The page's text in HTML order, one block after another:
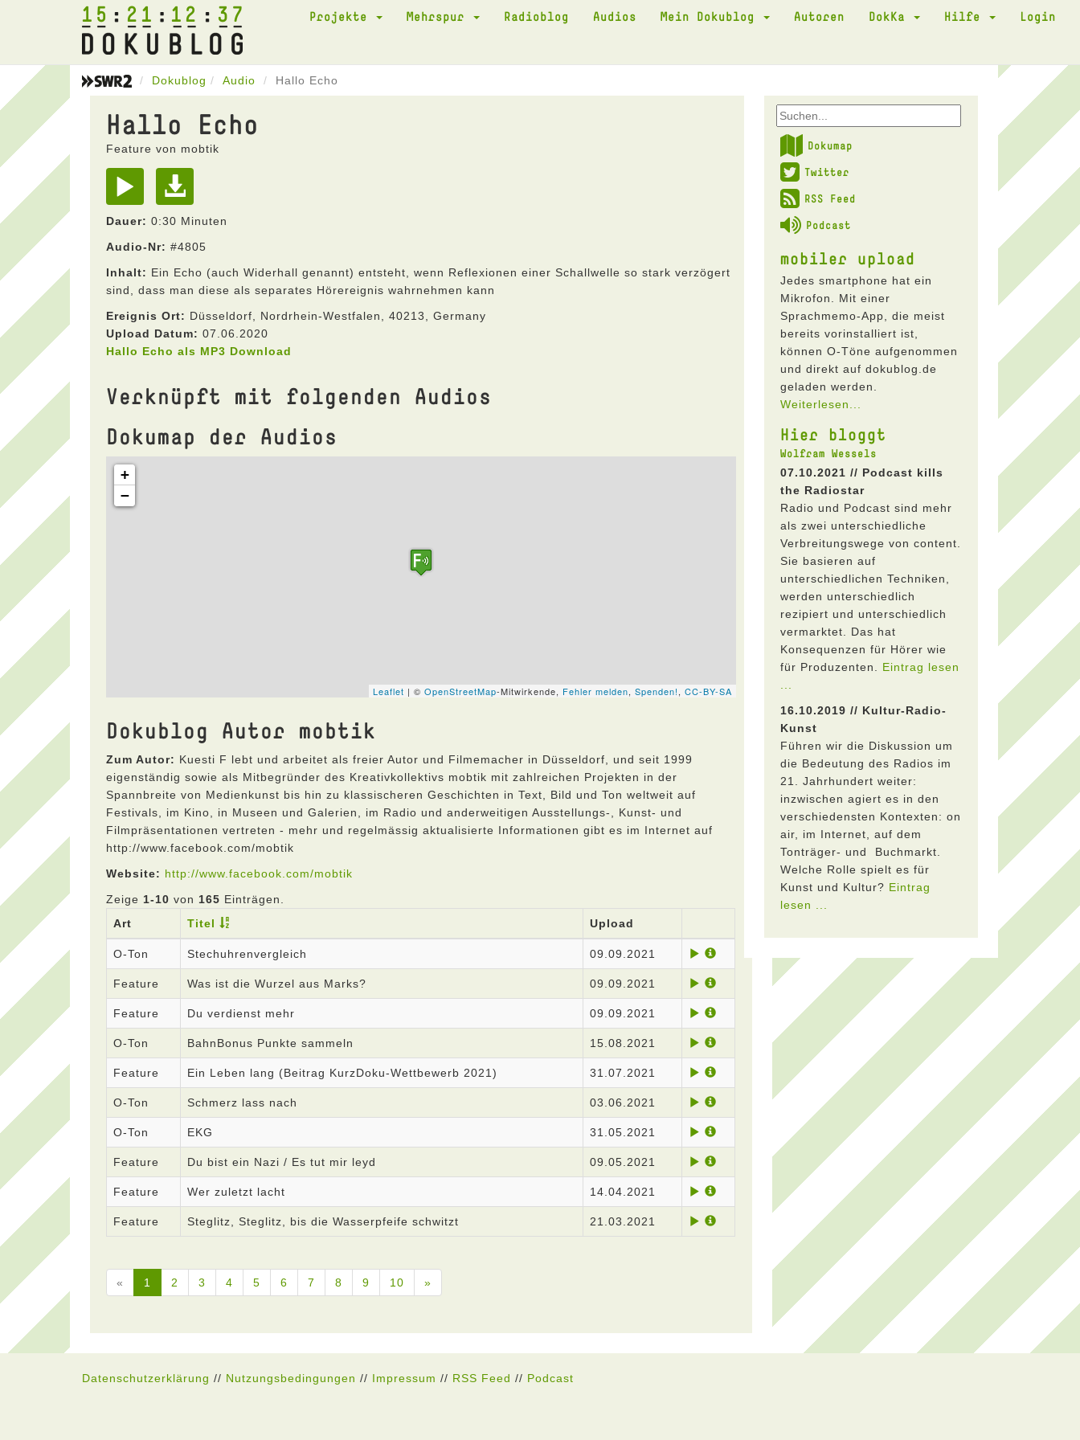
15 21 12 37 Projekte Mehrspur Radioblog Audios Mein Dokublog Autoren DokKa Hilfe Login
Dokublog Audio Hallo Echo
Hallo Echo
Feature von mobtik
Dauer: 0:30 Minuten
Audio-Nr: #4805
Inhalt: Ein Echo (auch Widerhall genannt) entsteht, wenn Reflexionen einer Schallwelle so stark verzögert
sind, dass man diese als separates Hörereignis wahrnehmen kann
Ereignis Ort: Düsseldorf, Nordrhein-Westfalen, 40213, Germany
Upload Datum: 07.06.2020
Hallo Echo als MP3 Download
Verknüpft mit folgenden Audios
Dokumap der Audios
Dokublog Autor mobtik
Zum Autor: Kuesti F lebt und arbeitet als freier Autor und Filmemacher in Düsseldorf, und seit 1999
eigenständig sowie als Mitbegründer des Kreativkollektivs mobtik mit zahlreichen Projekten in der
Spannbreite von Medienkunst bis hin zu klassischeren Geschichten in Text, Bild und Ton weltweit auf
Festivals, im Kino, in Museen und Galerien, im Radio und anderweitigen Ausstellungs-, Kunst- und
Filmpräsentationen vertreten - mehr und regelmässig aktualisierte Informationen gibt es im Internet auf
http://www.facebook.com/mobtik
Website: http://www.facebook.com/mobtik
Zeige 1-10 von 165 Einträgen.
Art
Titel Upload
O-Ton Stechuhrenvergleich 09.09.2021
Feature Was ist die Wurzel aus Marks? 09.09.2021
Feature Du verdienst mehr 09.09.2021
O-Ton BahnBonus Punkte sammeln 15.08.2021
Feature Ein Leben lang (Beitrag KurzDoku-Wettbewerb 2021) 31.07.2021
O-Ton Schmerz lass nach 03.06.2021
O-Ton EKG 31.05.2021
Feature Du bist ein Nazi / Es tut mir leyd 09.05.2021
Feature Wer zuletzt lacht 14.04.2021
Feature Steglitz, Steglitz, bis die Wasserpfeife schwitzt 21.03.2021
« 1 2 3 4 5 6 7 8 9 10 »
Dokumap
Twitter
RSS Feed
Podcast
mobiler upload
Jedes smartphone hat ein
Mikrofon. Mit einer
Sprachmemo-App, die meist
bereits vorinstalliert ist,
können O-Töne aufgenommen
und direkt auf dokublog.de
geladen werden.
Weiterlesen...
Hier bloggt
Wolfram Wessels
07.10.2021 // Podcast kills
the Radiostar
Radio und Podcast sind mehr
als zwei unterschiedliche
Verbreitungswege von content.
Sie basieren auf
unterschiedlichen Techniken,
werden unterschiedlich
rezipiert und unterschiedlich
vermarktet. Das hat
Konsequenzen für Hörer wie
für Produzenten. Eintrag lesen
16.10.2019 // Kultur-Radio-
Kunst
Führen wir die Diskussion um
die Bedeutung des Radios im
21. Jahrhundert weiter:
inzwischen agiert es in den
verschiedensten Kontexten: on
air, im Internet, auf dem
Tonträger- und Buchmarkt.
Welche Rolle spielt es für
Kunst und Kultur? Eintrag
lesen ...
Datenschutzerklärung // Nutzungsbedingungen // Impressum // RSS Feed // Podcast